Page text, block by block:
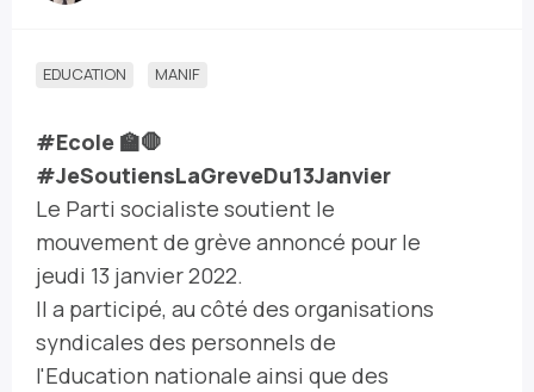
EDUCATION MANIF
#Ecole 🏫🛑
#JeSoutiensLaGreveDu13Janvier
Le Parti socialiste soutient le
mouvement de grève annoncé pour le
jeudi 13 janvier 2022.
Il a participé, au côté des organisations
syndicales des personnels de
l'Education nationale ainsi que des